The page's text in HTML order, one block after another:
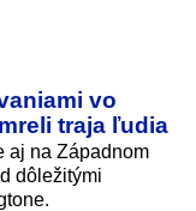
vo
traja ľudia
aj na Západnom
dôležitými